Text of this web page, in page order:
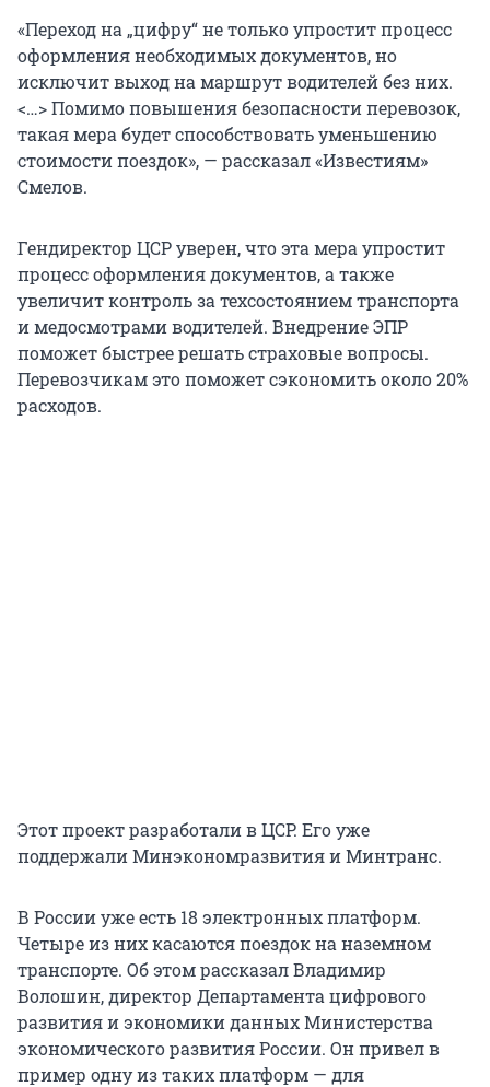
«Переход на „цифру“ не только упростит процесс
оформления необходимых документов, но
исключит выход на маршрут водителей без них.
<…> Помимо повышения безопасности перевозок,
такая мера будет способствовать уменьшению
стоимости поездок», — рассказал «Известиям»
Смелов.
Гендиректор ЦСР уверен, что эта мера упростит
процесс оформления документов, а также
увеличит контроль за техсостоянием транспорта
и медосмотрами водителей. Внедрение ЭПР
поможет быстрее решать страховые вопросы.
Перевозчикам это поможет сэкономить около 20%
расходов.
Этот проект разработали в ЦСР. Его уже
поддержали Минэкономразвития и Минтранс.
В России уже есть 18 электронных платформ.
Четыре из них касаются поездок на наземном
транспорте. Об этом рассказал Владимир
Волошин, директор Департамента цифрового
развития и экономики данных Министерства
экономического развития России. Он привел в
пример одну из таких платформ — для